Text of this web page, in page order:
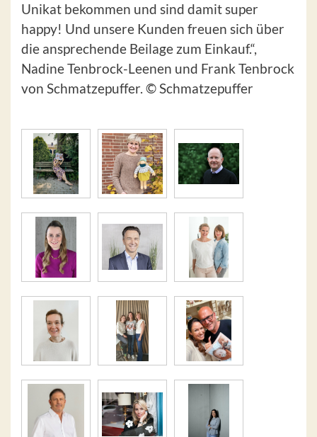
Unikat bekommen und sind damit super
happy! Und unsere Kunden freuen sich über
die ansprechende Beilage zum Einkauf.“,
Nadine Tenbrock-Leenen und Frank Tenbrock
von Schmatzepuffer. © Schmatzepuffer